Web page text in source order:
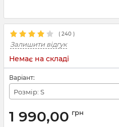
( 240 )
Залишити відгук
Немає на складі
Варіант:
Розмір: S
1 990,00 грн